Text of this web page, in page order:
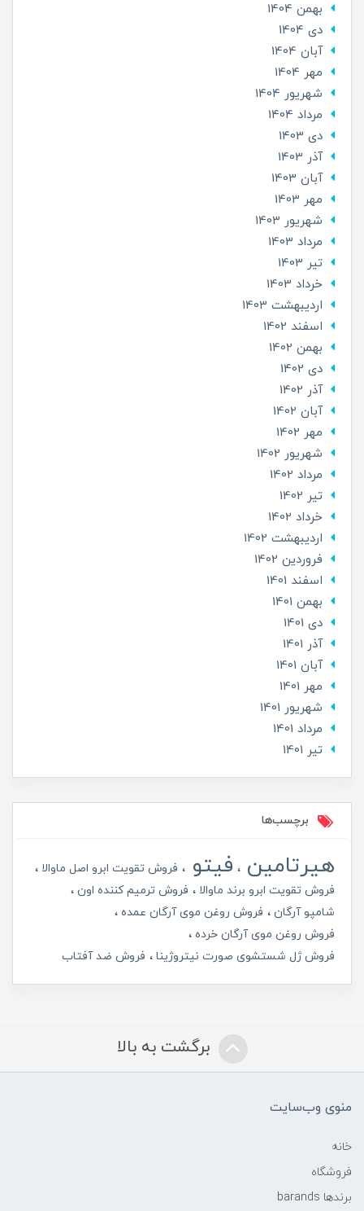
بهمن 1404
دی 1404
آبان 1404
مهر 1404
شهریور 1404
مرداد 1404
دی 1403
آذر 1403
آبان 1403
مهر 1403
شهریور 1403
مرداد 1403
تير 1403
خرداد 1403
ارديبهشت 1403
اسفند 1402
بهمن 1402
دی 1402
آذر 1402
آبان 1402
مهر 1402
شهریور 1402
مرداد 1402
تير 1402
خرداد 1402
ارديبهشت 1402
فروردین 1402
اسفند 1401
بهمن 1401
دی 1401
آذر 1401
آبان 1401
مهر 1401
شهریور 1401
مرداد 1401
تير 1401
برچسب‌ها
هیرتامین فیتو
فروش تقویت ابرو اصل ماوالا
فروش تقویت ابرو برند ماوالا
فروش ترمیم کننده اون
شامپو آرگان
فروش روغن موی آرگان عمده
فروش روغن موی آرگان خرده
فروش ژل شستشوی صورت نیتروژینا
فروش ضد آفتاب
برگشت به بالا
منوی وب‌سایت
خانه
فروشگاه
برندها barands